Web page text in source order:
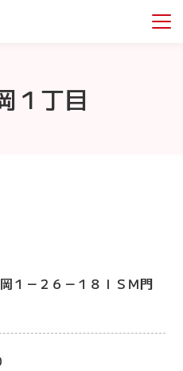
１丁目
１－２６－１８ＩＳＭ門